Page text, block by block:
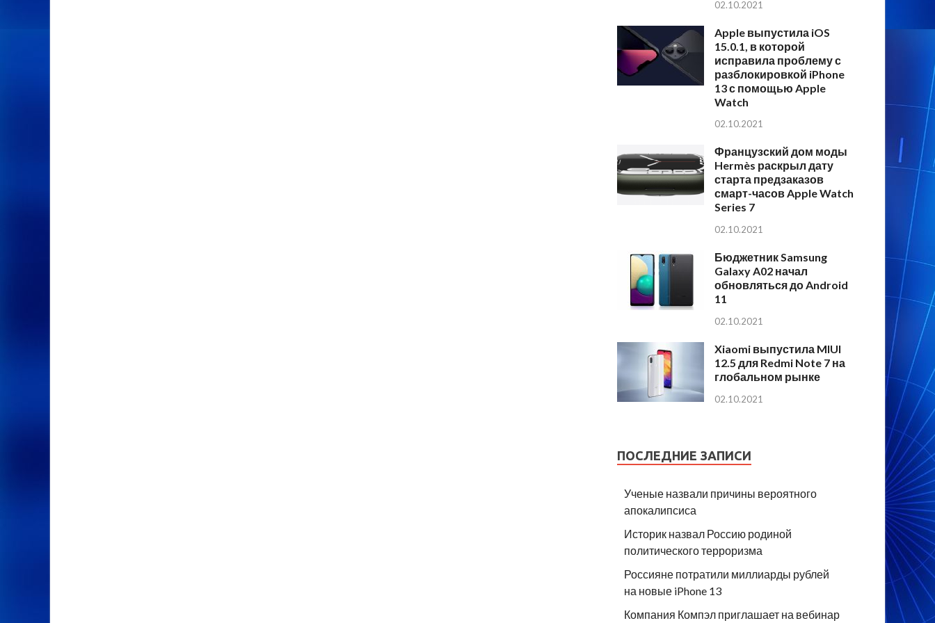
02.10.2021
Apple выпустила iOS
15.0.1, в которой
исправила проблему с
разблокировкой iPhone
13 с помощью Apple
Watch
02.10.2021
Французский дом моды
Hermès раскрыл дату
старта предзаказов
смарт-часов Apple Watch
Series 7
02.10.2021
Бюджетник Samsung
Galaxy A02 начал
обновляться до Android
11
02.10.2021
Xiaomi выпустила MIUI
12.5 для Redmi Note 7 на
глобальном рынке
02.10.2021
ПОСЛЕДНИЕ ЗАПИСИ
Ученые назвали причины вероятного
апокалипсиса
Историк назвал Россию родиной
политического терроризма
Россияне потратили миллиарды рублей
на новые iPhone 13
Компания Компэл приглашает на вебинар